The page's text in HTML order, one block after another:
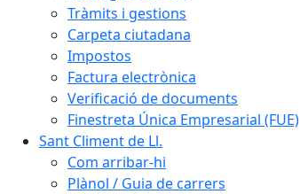
Tràmits i gestions
Carpeta ciutadana
Impostos
Factura electrònica
Verificació de documents
Finestreta Única Empresarial (FUE)
Sant Climent de Ll.
Com arribar-hi
Plànol / Guia de carrers